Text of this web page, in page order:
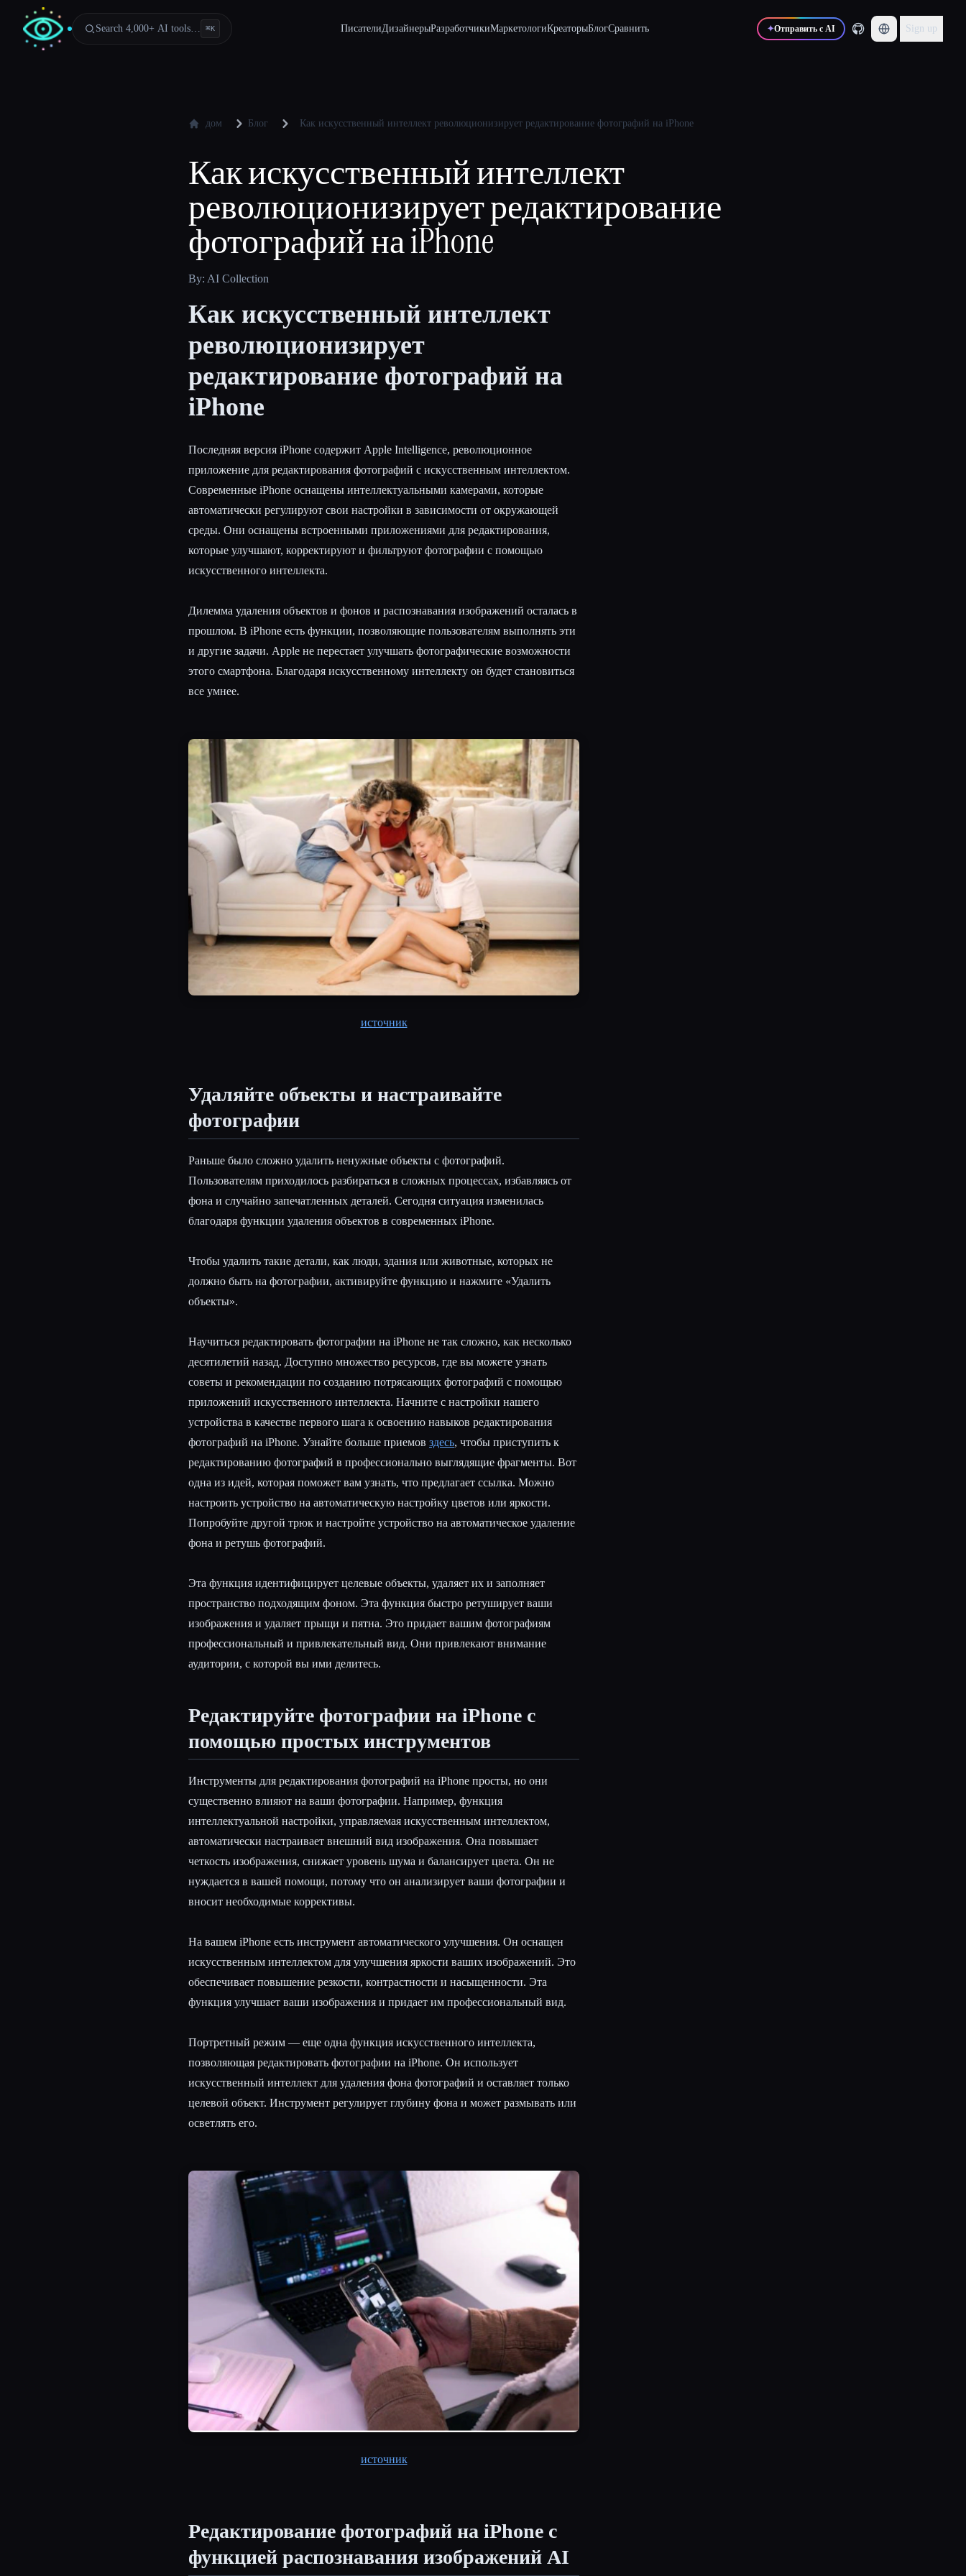
Search 4,000+ AI tools… ⌘K ПисателиДизайнерыРазработчикиМаркетологиКреаторыБлогСравнить ✦Отправить с AI Sign up
дом Блог Как искусственный интеллект революционизирует редактирование фотографий на iPhone
Как искусственный интеллект
революционизирует редактирование
фотографий на iPhone
By: AI Collection
Как искусственный интеллект
революционизирует
редактирование фотографий на
iPhone
Последняя версия iPhone содержит Apple Intelligence, революционное
приложение для редактирования фотографий с искусственным интеллектом.
Современные iPhone оснащены интеллектуальными камерами, которые
автоматически регулируют свои настройки в зависимости от окружающей
среды. Они оснащены встроенными приложениями для редактирования,
которые улучшают, корректируют и фильтруют фотографии с помощью
искусственного интеллекта.
Дилемма удаления объектов и фонов и распознавания изображений осталась в
прошлом. В iPhone есть функции, позволяющие пользователям выполнять эти
и другие задачи. Apple не перестает улучшать фотографические возможности
этого смартфона. Благодаря искусственному интеллекту он будет становиться
все умнее.
источник
Удаляйте объекты и настраивайте
фотографии
Раньше было сложно удалить ненужные объекты с фотографий.
Пользователям приходилось разбираться в сложных процессах, избавляясь от
фона и случайно запечатленных деталей. Сегодня ситуация изменилась
благодаря функции удаления объектов в современных iPhone.
Чтобы удалить такие детали, как люди, здания или животные, которых не
должно быть на фотографии, активируйте функцию и нажмите «Удалить
объекты».
Научиться редактировать фотографии на iPhone не так сложно, как несколько
десятилетий назад. Доступно множество ресурсов, где вы можете узнать
советы и рекомендации по созданию потрясающих фотографий с помощью
приложений искусственного интеллекта. Начните с настройки нашего
устройства в качестве первого шага к освоению навыков редактирования
фотографий на iPhone. Узнайте больше приемов здесь, чтобы приступить к
редактированию фотографий в профессионально выглядящие фрагменты. Вот
одна из идей, которая поможет вам узнать, что предлагает ссылка. Можно
настроить устройство на автоматическую настройку цветов или яркости.
Попробуйте другой трюк и настройте устройство на автоматическое удаление
фона и ретушь фотографий.
Эта функция идентифицирует целевые объекты, удаляет их и заполняет
пространство подходящим фоном. Эта функция быстро ретуширует ваши
изображения и удаляет прыщи и пятна. Это придает вашим фотографиям
профессиональный и привлекательный вид. Они привлекают внимание
аудитории, с которой вы ими делитесь.
Редактируйте фотографии на iPhone с
помощью простых инструментов
Инструменты для редактирования фотографий на iPhone просты, но они
существенно влияют на ваши фотографии. Например, функция
интеллектуальной настройки, управляемая искусственным интеллектом,
автоматически настраивает внешний вид изображения. Она повышает
четкость изображения, снижает уровень шума и балансирует цвета. Он не
нуждается в вашей помощи, потому что он анализирует ваши фотографии и
вносит необходимые коррективы.
На вашем iPhone есть инструмент автоматического улучшения. Он оснащен
искусственным интеллектом для улучшения яркости ваших изображений. Это
обеспечивает повышение резкости, контрастности и насыщенности. Эта
функция улучшает ваши изображения и придает им профессиональный вид.
Портретный режим — еще одна функция искусственного интеллекта,
позволяющая редактировать фотографии на iPhone. Он использует
искусственный интеллект для удаления фона фотографий и оставляет только
целевой объект. Инструмент регулирует глубину фона и может размывать или
осветлять его.
источник
Редактирование фотографий на iPhone с
функцией распознавания изображений AI